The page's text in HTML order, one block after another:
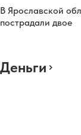
В Ярославской
пострадали двое
Деньги